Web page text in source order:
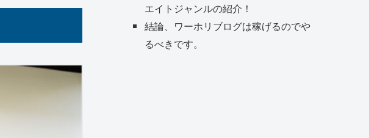
エイトジャンルの紹介！
結論、ワーホリブログは稼げるのでや
るべきです。